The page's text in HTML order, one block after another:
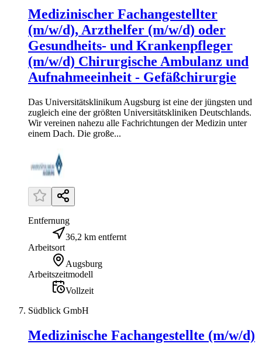
Medizinischer Fachangestellter
(m/w/d), Arzthelfer (m/w/d) oder
Gesundheits- und Krankenpfleger
(m/w/d) Chirurgische Ambulanz und
Aufnahmeeinheit - Gefäßchirurgie
Das Universitätsklinikum Augsburg ist eine der jüngsten und
zugleich eine der größten Universitätskliniken Deutschlands.
Wir vereinen nahezu alle Fachrichtungen der Medizin unter
einem Dach. Die große...
Entfernung
36,2 km entfernt
Arbeitsort
Augsburg
Arbeitszeitmodell
Vollzeit
Südblick GmbH
Medizinische Fachangestellte (m/w/d)